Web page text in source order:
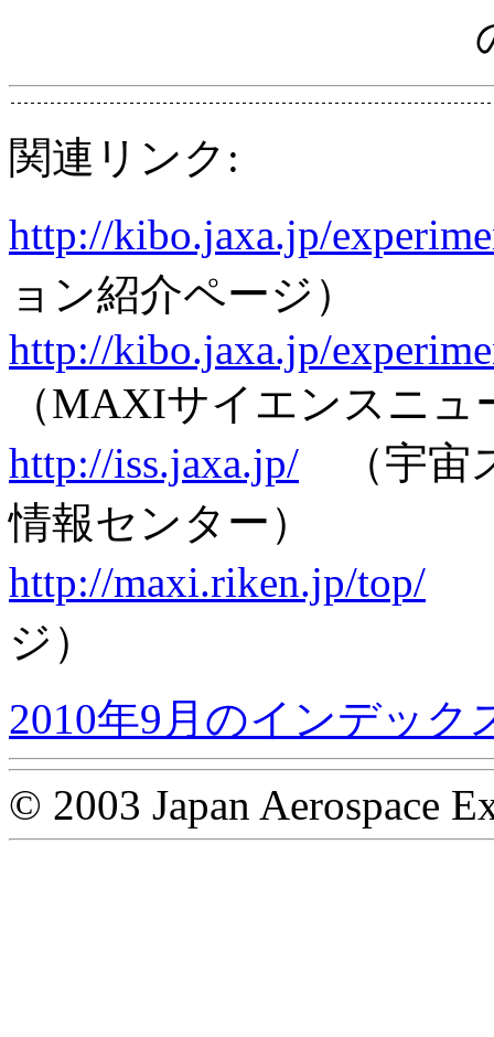
関連リンク:
http://kibo.jaxa.jp/
ョン紹介ページ）
http://kibo.jaxa.jp/
（MAXIサイエンスニ
http://iss.jaxa.jp/ （宇宙
情報センター）
http://maxi.riken.jp/top/
ジ）
2010年9月のインデック
© 2003 Japan Aerospace